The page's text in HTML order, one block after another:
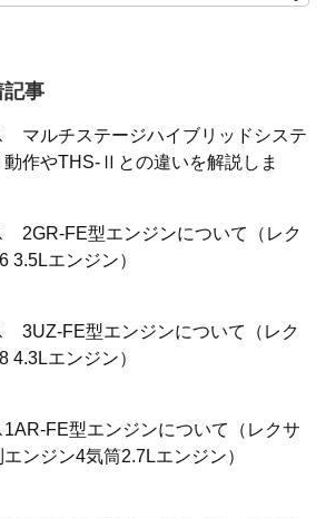
記事
マルチステージハイブリッドシステ
動作やTHS-Ⅱとの違いを解説しま
2GR-FE型エンジンについて（レク
3.5Lエンジン）
3UZ-FE型エンジンについて（レク
4.3Lエンジン）
1AR-FE型エンジンについて（レクサ
ンジン4気筒2.7Lエンジン）